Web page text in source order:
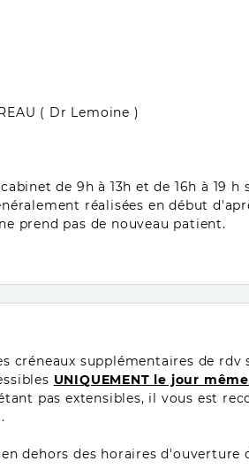
( Dr Lemoine )
de 9h à 13h et de 16h à 19 h
réalisées en début
prend pas de nouveau patient.
créneaux supplémentaires de rdv
UNIQUEMENT le jour même
pas extensibles, il vous est
dehors des horaires d'ouverture